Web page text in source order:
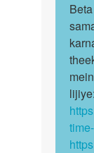
Beta
pahli
baar
sex…
lijiye: